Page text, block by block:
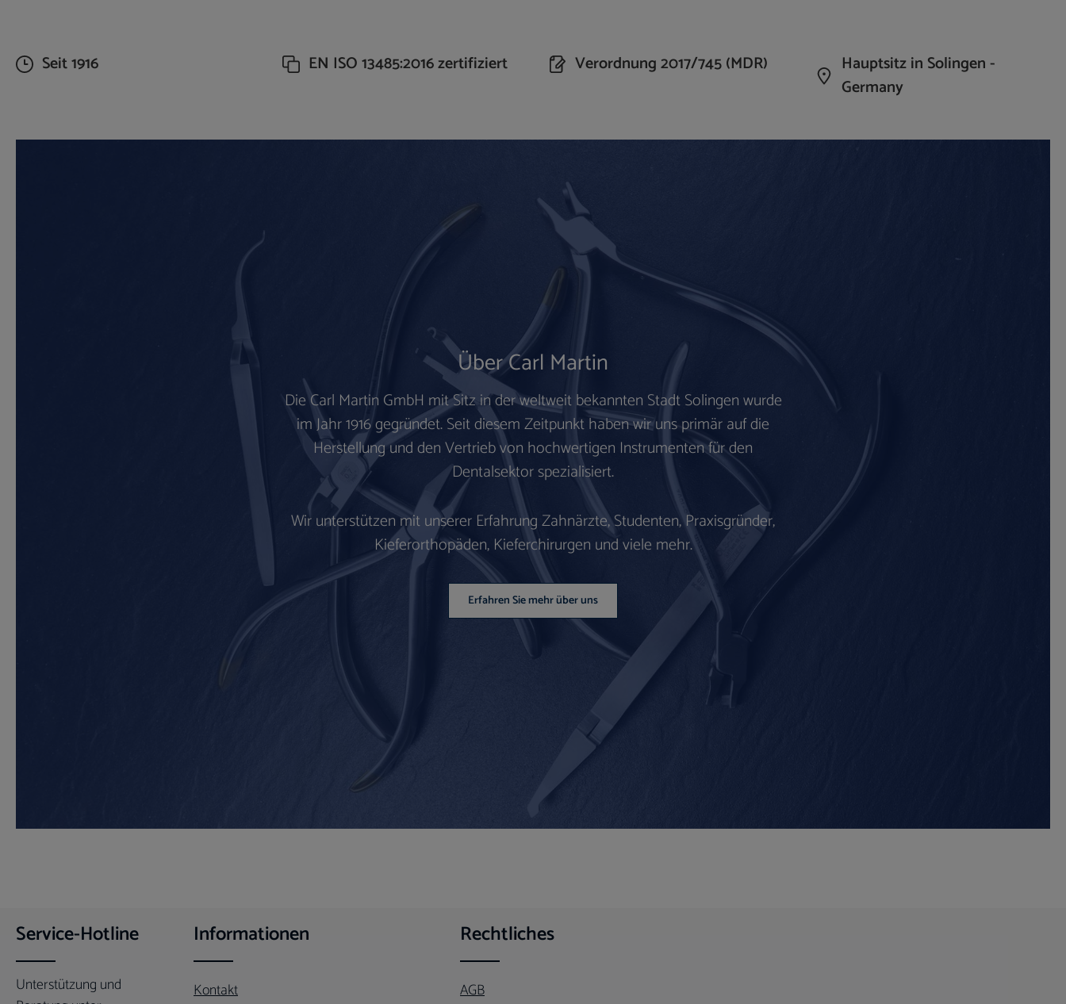
Seit 1916 EN ISO 13485:2016 zertifiziert Verordnung 2017/745 (MDR)
Hauptsitz in Solingen -
Germany
Über Carl Martin
Die Carl Martin GmbH mit Sitz in der weltweit bekannten Stadt Solingen wurde
im Jahr 1916 gegründet.Seit diesem Zeitpunkt haben wir uns primär auf die
Herstellung und den Vertrieb von hochwertigen Instrumenten für den
Dentalsektor spezialisiert.
Wir unterstützen mit unserer Erfahrung Zahnärzte, Studenten, Praxisgründer,
Kieferorthopäden, Kieferchirurgen und viele mehr.
Erfahren Sie mehr über uns
Service-Hotline
Unterstützung und
Informationen
Kontakt
Rechtliches
AGB